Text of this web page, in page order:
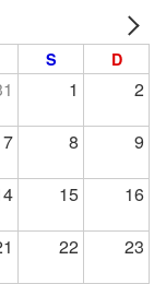
S D
1 2
7 8 9
15 16
22 23